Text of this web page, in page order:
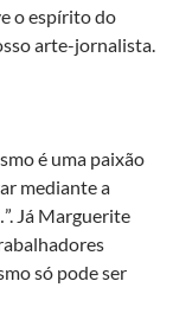
o espírito do
arte-jornalista.
é uma paixão
mediante a
Já Marguerite
só pode ser